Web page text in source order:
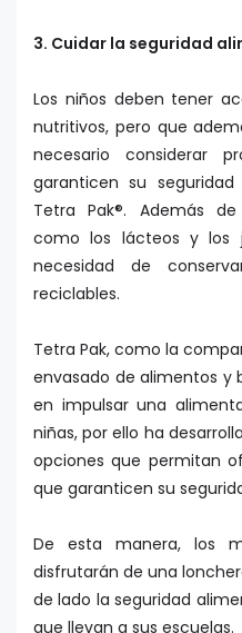
3. Cuidar la seguridad
Los niños deben tener
nutritivos, pero que
necesario considerar
garanticen su
Tetra Pak®. Además
como los lácteos y los
necesidad de
reciclables.
Tetra Pak, como la
envasado de alimentos y
en impulsar una
niñas, por ello ha
opciones que permitan
que garanticen su
De esta manera, los
disfrutarán de una
de lado la seguridad
que llevan a sus escuelas.